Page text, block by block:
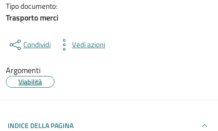
Tipo documento:
Trasporto merci
Condividi Vedi azioni
Argomenti
Viabilità
INDICE DELLA PAGINA